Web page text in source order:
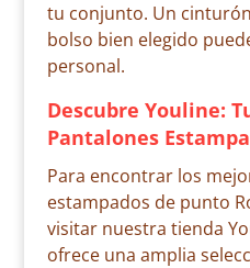
tu conjunto. Un
bolso bien elegido
personal.
Descubre Youline:
Pantalones
Para encontrar los
estampados de punto
visitar nuestra tienda
ofrece una amplia